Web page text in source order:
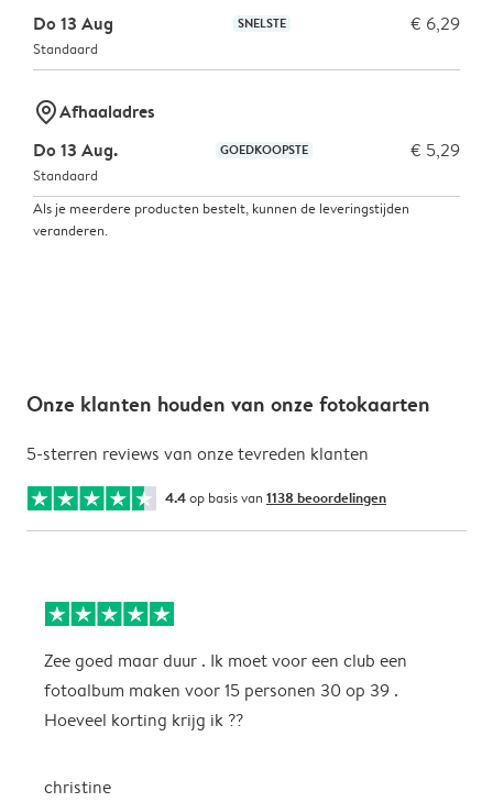
Do 13 Aug
SNELSTE € 6,29
Standaard
marker-pinAfhaaladres
Do 13 Aug.
GOEDKOOPSTE € 5,29
Standaard
Als je meerdere producten bestelt, kunnen de leveringstijden
veranderen.
Onze klanten houden van onze fotokaarten
5-sterren reviews van onze tevreden klanten
4.4op basis van 1138 beoordelingen
Zee goed maar duur . Ik moet voor een club een
fotoalbum maken voor 15 personen 30 op 39 .
Hoeveel korting krijg ik ??
christine